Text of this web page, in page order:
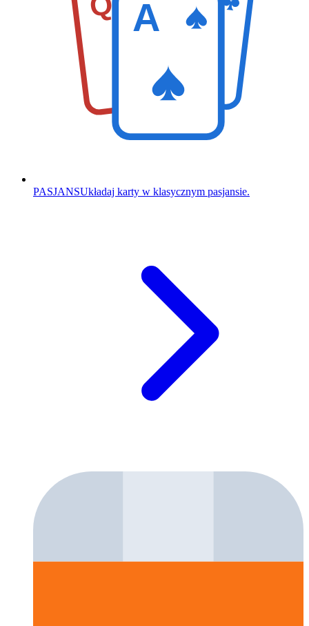
A
PASJANSUkładaj karty w klasycznym pasjansie.